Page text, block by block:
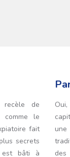
de
comme le
fait
secrets
est bâti à